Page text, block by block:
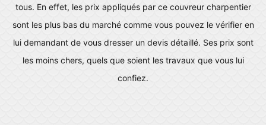
tous. En effet, les prix appliqués par ce couvreur charpentier
sont les plus bas du marché comme vous pouvez le vérifier en
lui demandant de vous dresser un devis détaillé. Ses prix sont
les moins chers, quels que soient les travaux que vous lui
confiez.